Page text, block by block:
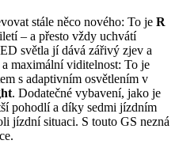
stále něco nového: To je R
– a přesto vždy uchvátí
světla jí dává zářivý zjev a
maximální viditelnost: To je
s adaptivním osvětlením v
. Dodatečné vybavení, jako je
pohodlí a díky sedmi jízdním
jízdní situaci. S touto GS nezná